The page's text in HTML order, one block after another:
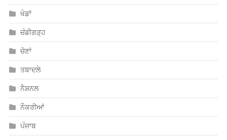
ਖੇਡਾਂ
ਚੰਡੀਗੜ੍ਹ
ਚੋਣਾਂ
ਤਬਾਦਲੇ
ਨੈਸ਼ਨਲ
ਨੌਕਰੀਆਂ
ਪੰਜਾਬ